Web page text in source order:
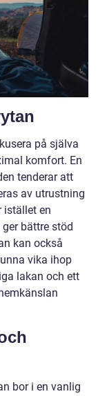
på själva
komfort. En
tenderar att
av utrustning
istället en
bättre stöd
kan också
vika ihop
lakan och ett
bor i en vanlig